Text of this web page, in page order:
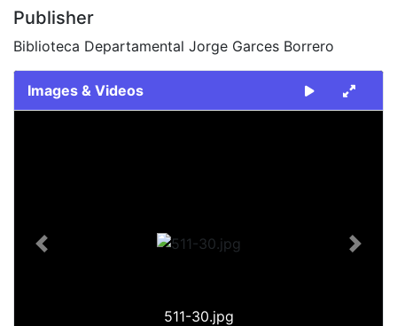
Publisher
Biblioteca Departamental Jorge Garces Borrero
Images & Videos
511-30.jpg
Previous Next